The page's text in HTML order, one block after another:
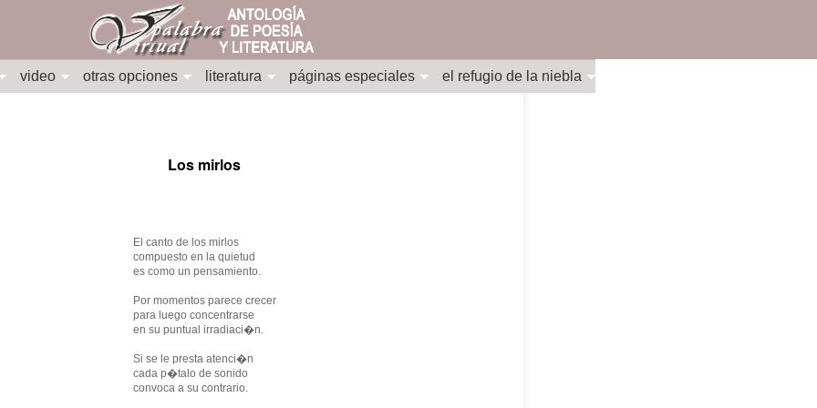
video otras opciones literatura páginas especiales el refugio de la niebla
Los mirlos
El canto de los mirlos
compuesto en la quietud
es como un pensamiento.
Por momentos parece crecer
para luego concentrarse
en su puntual irradiaci�n.
Si se le presta atenci�n
cada p�talo de sonido
convoca a su contrario.